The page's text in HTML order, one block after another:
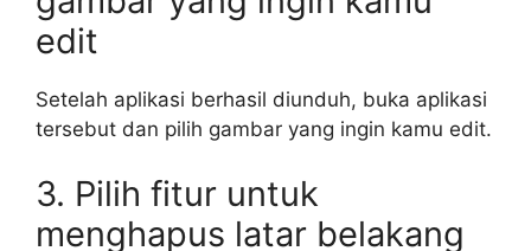
edit
Setelah aplikasi berhasil diunduh, buka aplikasi
tersebut dan pilih gambar yang ingin kamu edit.
3. Pilih fitur untuk
menghapus latar belakang